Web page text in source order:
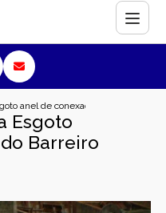
industrial
anel de conexao para esgoto
Esgoto
Barreiro